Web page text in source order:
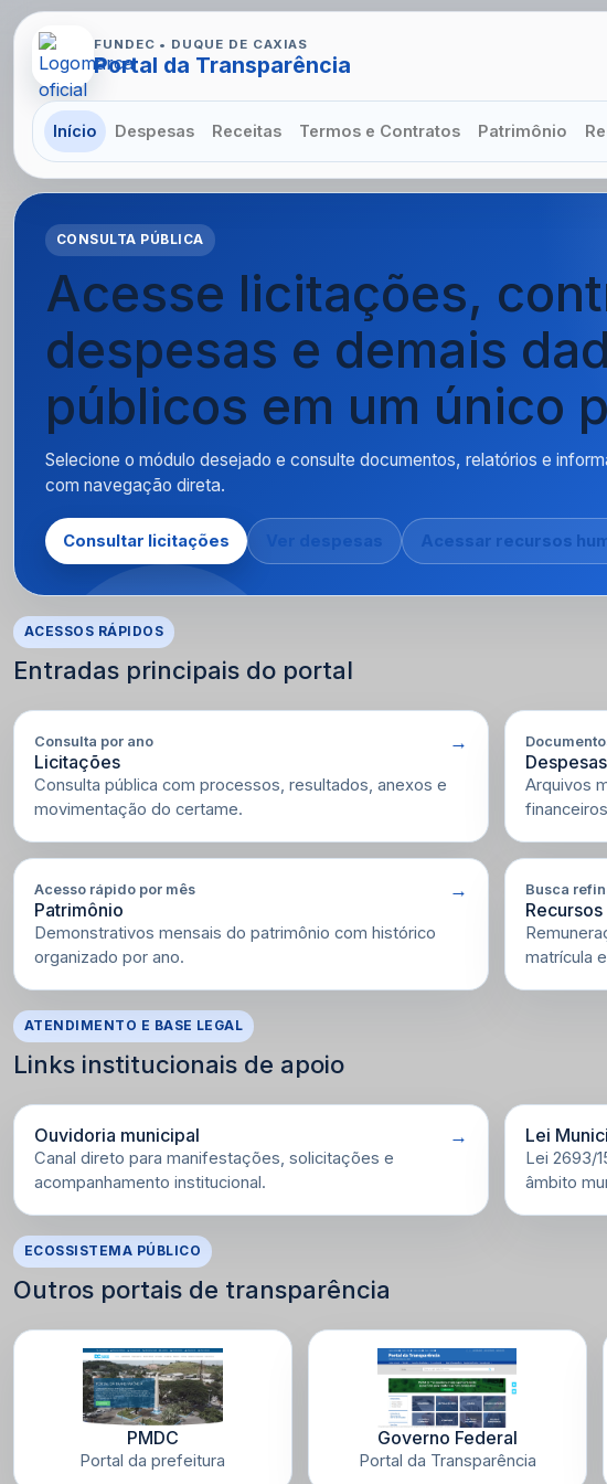
FUNDEC • DUQUE DE CAXIAS
Portal da Transparência
Início Despesas Receitas Termos e Contratos Patrimônio
CONSULTA PÚBLICA
Acesse licitações,
despesas e demais
públicos em um único
Selecione o módulo desejado e consulte documentos, relatórios e
com navegação direta.
Consultar licitações Acessar recursos
ACESSOS RÁPIDOS
Entradas principais do portal
Consulta por ano
Licitações
Consulta pública com processos, resultados, anexos e
movimentação do certame.
Despesas
Arquivos
Acesso rápido por mês
Patrimônio
Demonstrativos mensais do patrimônio com histórico
organizado por ano.
Busca
matrícula
ATENDIMENTO E BASE LEGAL
Links institucionais de apoio
Ouvidoria municipal
Canal direto para manifestações, solicitações e
acompanhamento institucional.
Lei
Lei 2693/
âmbito
ECOSSISTEMA PÚBLICO
Outros portais de transparência
PMDC
Portal da prefeitura
Governo Federal
Portal da Transparência